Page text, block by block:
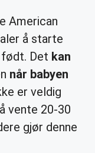
American
å starte
Det kan
når babyen
er veldig
vente 20-30
gjør denne